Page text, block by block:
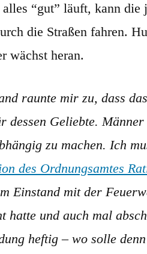
“gut” läuft, kann
die Straßen fahren.
wächst heran.
raunte mir zu, dass
dessen Geliebte.
zu machen. Ich
des Ordnungsamtes
Einstand mit der
hatte und auch mal
heftig – wo solle